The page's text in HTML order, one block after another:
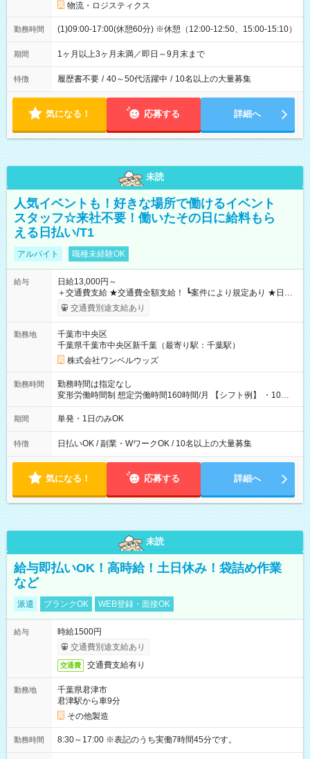
物流・ロジスティクス
勤務時間 (1)09:00-17:00(休憩60分) ※休憩（12:00-12:50、15:00-15:10）
期間 1ヶ月以上3ヶ月未満／即日～9月末まで
特徴 履歴書不要 / 40～50代活躍中 / 10名以上の大量募集
気になる！ 応募する 詳細へ
未読
人気イベントも！好きな場所で働けるイベント
スタッフ☆来社不要！働いたその日に給料もら
える日払い/T1
アルバイト 職種未経験OK
給与
日給13,000円～
＋交通費支給 ★交通費全額支給！ ┗案件により規定あり ★日払
いOK！（規定あり） ┗働いたその日に現金GET♪ お仕事後はコ
ンビニATMから 日払い分を引き落とせます！ 【試用期間】試
交通費別途支給あり
勤務地
千葉市中央区
千葉県千葉市中央区新千葉（最寄り駅：千葉駅）
株式会社ワンベルウッズ
勤務時間
勤務時間は指定なし
変形労働時間制 想定労働時間160時間/月 【シフト例】 ・10：
00～20：00
期間 単発・1日のみOK
特徴 日払いOK / 副業・WワークOK / 10名以上の大量募集
気になる！ 応募する 詳細へ
未読
給与即払いOK！高時給！土日休み！袋詰め作業
など
派遣 ブランクOK WEB登録・面接OK
給与
時給1500円
交通費別途支給あり
交通費 交通費支給有り
勤務地
千葉県君津市
君津駅から車9分
その他製造
勤務時間 8:30～17:00 ※表記のうち実働7時間45分です。